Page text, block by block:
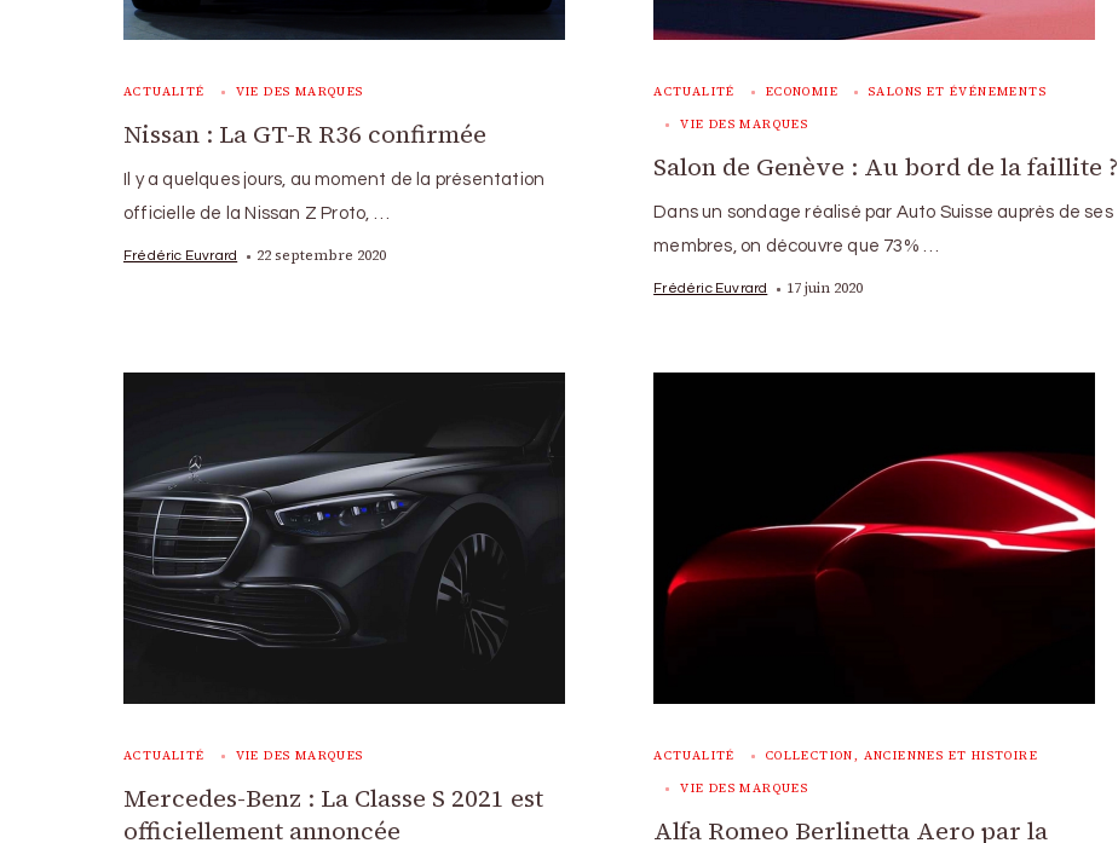
ACTUALITÉ VIE DES MARQUES
Nissan : La GT-R R36 confirmée
Il y a quelques jours, au moment de la présentation
officielle de la Nissan Z Proto, …
Frédéric Euvrard 22 septembre 2020
ACTUALITÉ ECONOMIE SALONS ET ÉVÉNEMENTS
VIE DES MARQUES
Salon de Genève : Au bord de la faillite ?
Dans un sondage réalisé par Auto Suisse auprès de ses
membres, on découvre que 73% …
Frédéric Euvrard 17 juin 2020
ACTUALITÉ VIE DES MARQUES
Mercedes-Benz : La Classe S 2021 est
officiellement annoncée
ACTUALITÉ COLLECTION, ANCIENNES ET HISTOIRE
VIE DES MARQUES
Alfa Romeo Berlinetta Aero par la